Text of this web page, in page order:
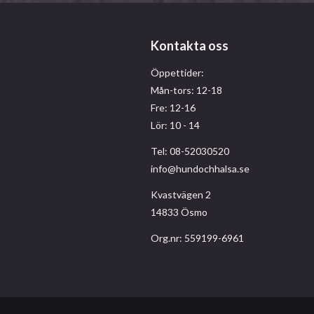
Kontakta oss
Öppettider:
Mån-tors: 12-18
Fre: 12-16
Lör: 10 - 14
Tel: 08-52030520
info@hundochhalsa.se
Kvastvägen 2
14833 Ösmo
Org.nr: 559199-6961